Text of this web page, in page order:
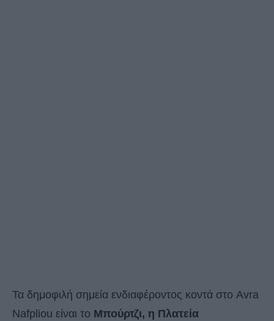
Τα δημοφιλή σημεία ενδιαφέροντος κοντά στο Avra
Nafpliou είναι το Μπούρτζι, η Πλατεία